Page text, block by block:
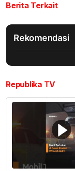
Berita Terkait
Rekomendasi
Republika TV